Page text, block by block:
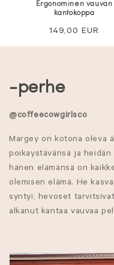
Ergonominen vauvan
kantokoppa
Normaali
hinta
149,00 EUR
K
o
k
o
e
l
a
-perhe
@coffeecowgirlsco
Margey on kotona oleva
poikaystävänsä ja
hänen elämänsä on
olemisen elämä. He
syntyi, hevoset
alkanut kantaa vauvaa